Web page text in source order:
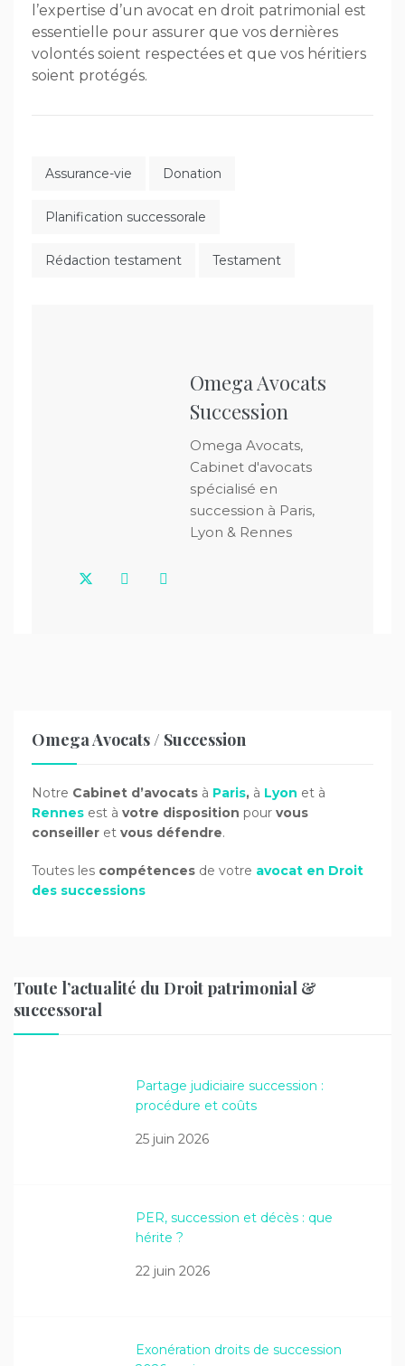
l’expertise d’un avocat en droit patrimonial est
essentielle pour assurer que vos dernières
volontés soient respectées et que vos héritiers
soient protégés.
Assurance-vie Donation
Planification successorale
Rédaction testament Testament
Omega Avocats
Succession
Omega Avocats,
Cabinet d'avocats
spécialisé en
succession à Paris,
Lyon & Rennes
Omega Avocats / Succession
Notre Cabinet d’avocats à Paris, à Lyon et à
Rennes est à votre disposition pour vous
conseiller et vous défendre.
Toutes les compétences de votre avocat en Droit
des successions
Toute l’actualité du Droit patrimonial &
successoral
Partage judiciaire succession :
procédure et coûts
25 juin 2026
PER, succession et décès : que
hérite ?
22 juin 2026
Exonération droits de succession